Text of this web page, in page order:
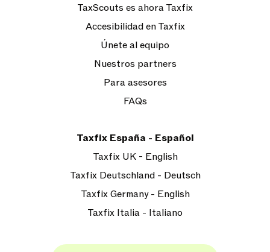
TaxScouts es ahora Taxfix
Accesibilidad en Taxfix
Únete al equipo
Nuestros partners
Para asesores
FAQs
Taxfix España - Español
Taxfix UK - English
Taxfix Deutschland - Deutsch
Taxfix Germany - English
Taxfix Italia - Italiano